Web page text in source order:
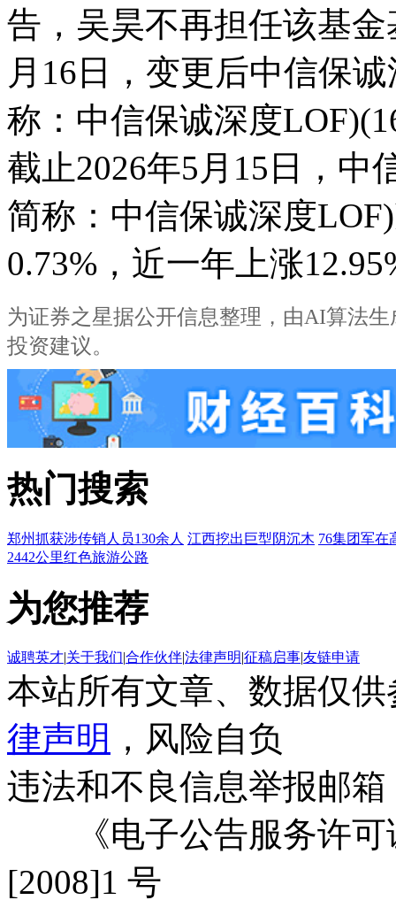
告，吴昊不再担任该基
月16日，变更后中信保
称：中信保诚深度
截止2026年5月15日，中
简称：中信保诚深度
0.73%，近一年上涨
为证券之星据公开信息整理，由AI算法生
投资建议。
热门搜索
郑州抓获涉传销人员130余人 江西挖出巨型阴沉木 76集团军在
2442公里红色旅游公路
为您推荐
诚聘英才|关于我们|合作伙伴|法律声明|征稿启事|友链申请
本站所有文章、数据仅
律声明 ，风险自负
违法和不良信息举报邮箱
《电子公告服务许可
[2008]1 号